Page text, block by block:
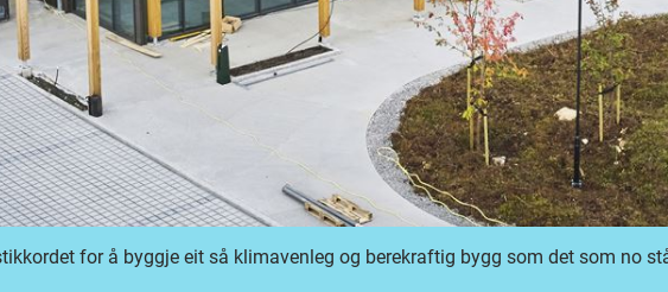
for å byggje eit så klimavenleg og berekraftig bygg som det som no